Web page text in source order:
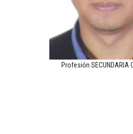
Profesión SECUNDARIA